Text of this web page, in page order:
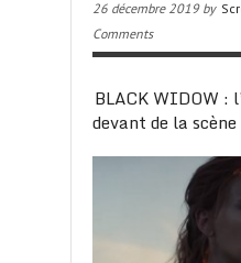
26 décembre 2019 by
Comments
BLACK WIDOW :
devant de la scène